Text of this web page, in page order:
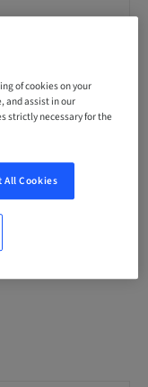
of cookies on your
and assist in our
strictly necessary for the
All Cookies